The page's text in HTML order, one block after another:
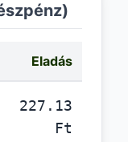
Eladás
227.13
Ft